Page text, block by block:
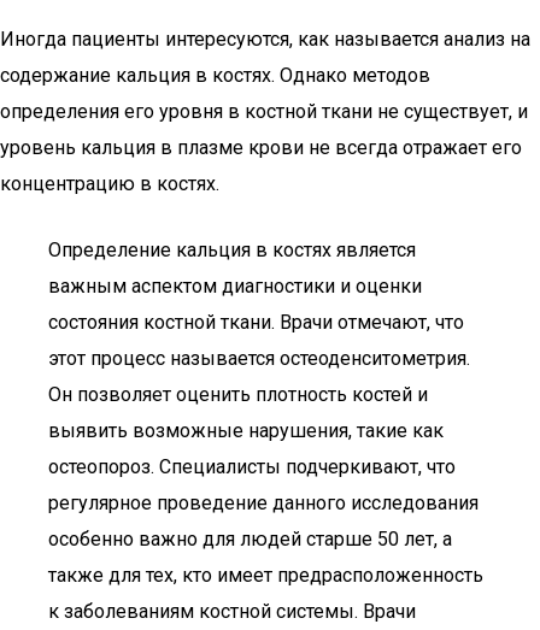
Иногда пациенты интересуются, как называется анализ на
содержание кальция в костях. Однако методов
определения его уровня в костной ткани не существует, и
уровень кальция в плазме крови не всегда отражает его
концентрацию в костях.
Определение кальция в костях является
важным аспектом диагностики и оценки
состояния костной ткани. Врачи отмечают, что
этот процесс называется остеоденситометрия.
Он позволяет оценить плотность костей и
выявить возможные нарушения, такие как
остеопороз. Специалисты подчеркивают, что
регулярное проведение данного исследования
особенно важно для людей старше 50 лет, а
также для тех, кто имеет предрасположенность
к заболеваниям костной системы. Врачи